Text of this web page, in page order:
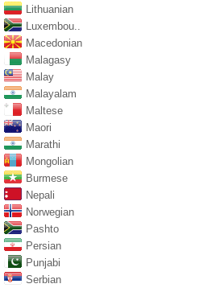
Lithuanian
Luxembou..
Macedonian
Malagasy
Malay
Malayalam
Maltese
Maori
Marathi
Mongolian
Burmese
Nepali
Norwegian
Pashto
Persian
Punjabi
Serbian